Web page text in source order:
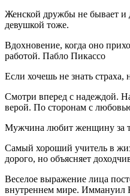
Женской дружбы не бывает
девушкой тоже.
Вдохновение, когда оно
работой. Пабло Пикассо
Если хочешь не знать страха,
Смотри вперед с надеждой.
верой. По сторонам с
Мужчина любит женщину за
Самый хороший учитель в
дорого, но объясняет
Веселое выражение лица
внутреннем мире. Иммануил